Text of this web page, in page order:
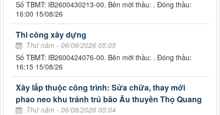
Số TBMT: IB2600430213-00. Bên mời thầu: . Đóng thầu:
16:00 15/08/26
Thi công xây dựng
Thứ năm - 06/08/2026 05:05
Số TBMT: IB2600424076-00. Bên mời thầu: . Đóng thầu:
16:15 15/08/26
Xây lắp thuộc công trình: Sửa chữa, thay mới
phao neo khu tránh trú bão Âu thuyền Thọ Quang
Thứ năm - 06/08/2026 05:04